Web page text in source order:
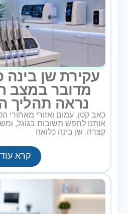
עקירת שן בינה
מדובר במצב
נראה תהליך
כאב קטן, עמום ואזורי מאחורי
אותנו לחפש תשובות בגוגל,
קצרה. שן בינה כלואה
קרא עוד